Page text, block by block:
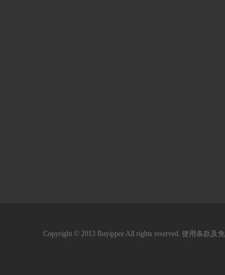
Copyright © 2013 Buyippee All rights reserved. 使用条款及